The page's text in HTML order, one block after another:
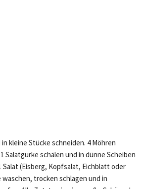
kleine Stücke schneiden. 4 Möhren
Salatgurke schälen und in dünne Scheiben
(Eisberg, Kopfsalat, Eichblatt oder
waschen, trocken schlagen und in